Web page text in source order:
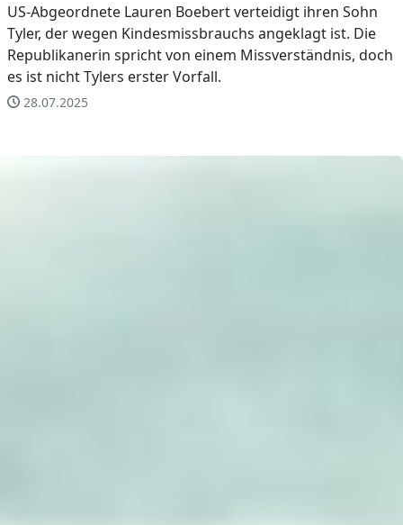
US-Abgeordnete Lauren Boebert verteidigt ihren Sohn
Tyler, der wegen Kindesmissbrauchs angeklagt ist. Die
Republikanerin spricht von einem Missverständnis, doch
es ist nicht Tylers erster Vorfall.
28.07.2025